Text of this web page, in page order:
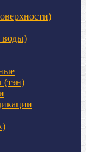
воды)
(тэн)